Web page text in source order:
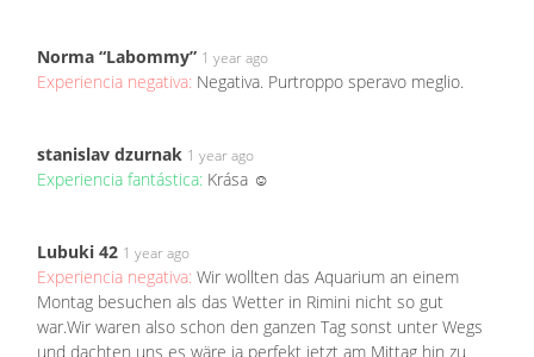
Norma “Labommy” 1 year ago
Experiencia negativa: Negativa. Purtroppo speravo meglio.
stanislav dzurnak 1 year ago
Experiencia fantástica: Krása ☺️
Lubuki 42 1 year ago
Experiencia negativa: Wir wollten das Aquarium an einem
Montag besuchen als das Wetter in Rimini nicht so gut
war.Wir waren also schon den ganzen Tag sonst unter Wegs
und dachten uns es wäre ja perfekt jetzt am Mittag hin zu